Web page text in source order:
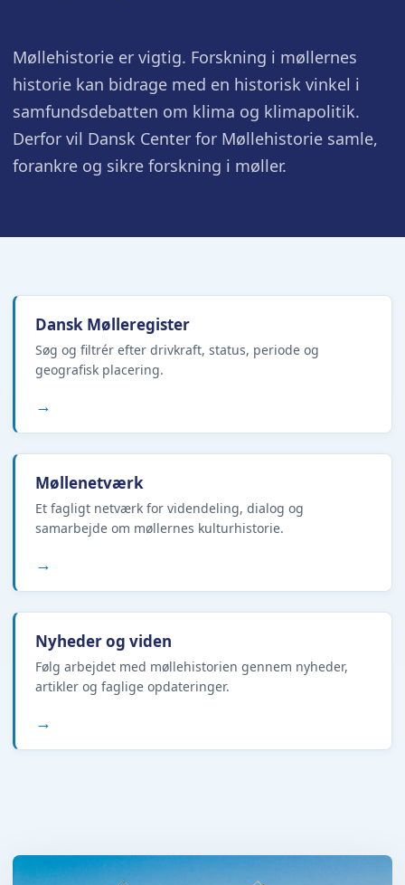
Møllehistorie er vigtig. Forskning i møllernes
historie kan bidrage med en historisk vinkel i
samfundsdebatten om klima og klimapolitik.
Derfor vil Dansk Center for Møllehistorie samle,
forankre og sikre forskning i møller.
Dansk Mølleregister
Søg og filtrér efter drivkraft, status, periode og
geografisk placering.
→
Møllenetværk
Et fagligt netværk for videndeling, dialog og
samarbejde om møllernes kulturhistorie.
→
Nyheder og viden
Følg arbejdet med møllehistorien gennem nyheder,
artikler og faglige opdateringer.
→